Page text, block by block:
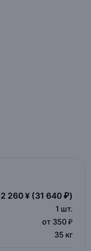
2 260 ¥ (31 640 ₽)
1 шт.
от 350 ₽
35 кг